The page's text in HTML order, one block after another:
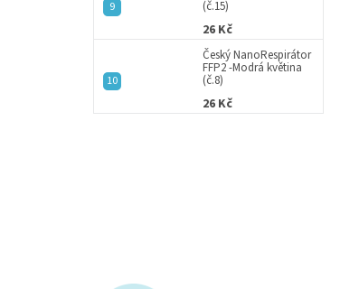
(č.15)
26 Kč
Český NanoRespirátor
FFP2 -Modrá květina
(č.8)
26 Kč